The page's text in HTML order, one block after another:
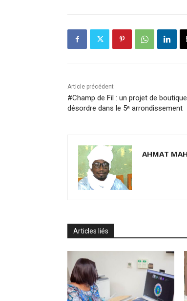
Article précédent
#Champ de Fil : un projet de
désordre dans le 5ᵉ arrondissement
AHMAT
Articles liés